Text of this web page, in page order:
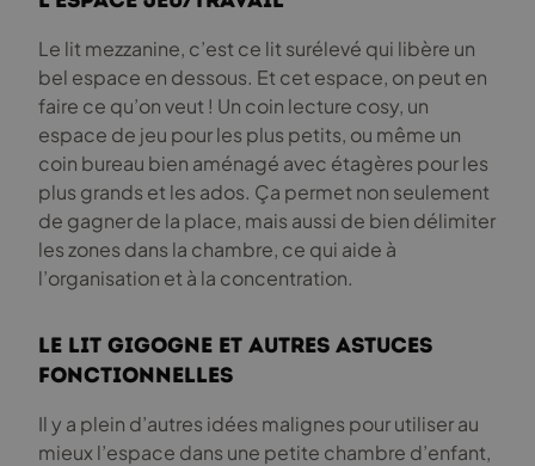
Le lit mezzanine, c’est ce lit surélevé qui libère un
bel espace en dessous. Et cet espace, on peut en
faire ce qu’on veut ! Un coin lecture cosy, un
espace de jeu pour les plus petits, ou même un
coin bureau bien aménagé avec étagères pour les
plus grands et les ados. Ça permet non seulement
de gagner de la place, mais aussi de bien délimiter
les zones dans la chambre, ce qui aide à
l’organisation et à la concentration.
Le lit gigogne et autres astuces
fonctionnelles
Il y a plein d’autres idées malignes pour utiliser au
mieux l’espace dans une petite chambre d’enfant,